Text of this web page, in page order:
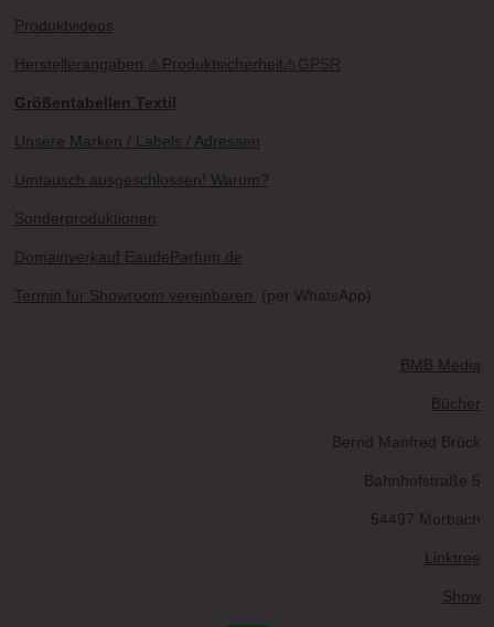
Produktvideos
Herstellerangaben ⚠ Produktsicherheit⚠ GPSR
Größentabellen Textil
Unsere Marken / Labels / Adressen
Umtausch ausgeschlossen! Warum?
Sonderproduktionen
Domainverkauf EaudeParfum.de
Termin für Showroom vereinbaren (per WhatsApp)
BMB Media
Bücher
Bernd Manfred Brück
Bahnhofstraße 5
54497 Morbach
Linktree
Show